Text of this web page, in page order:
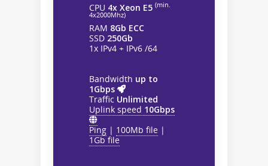
CPU 4x Xeon E5 (min.
4х2000Mhz)
RAM 8Gb ECC
SSD 250Gb
1x IPv4 + IPv6 /64
Bandwidth up to
1Gbps
Traffic Unlimited
Uplink speed 10Gbps
Ping | 100Mb file |
1Gb file